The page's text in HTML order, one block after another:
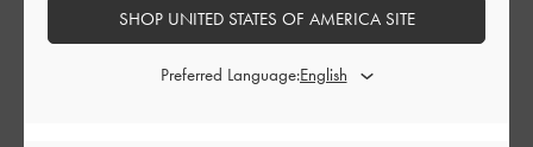
デザイン
SHOP UNITED STATES OF AMERICA SITE
Preferred Language: